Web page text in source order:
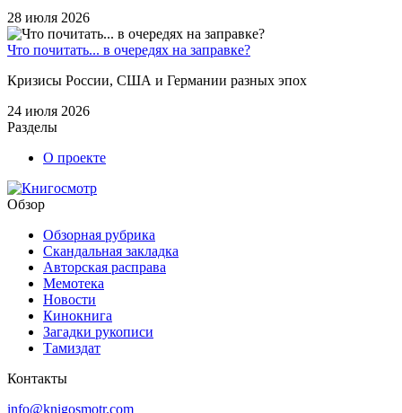
28 июля 2026
Что почитать... в очередях на заправке?
Кризисы России, США и Германии разных эпох
24 июля 2026
Разделы
О проекте
Обзор
Обзорная рубрика
Скандальная закладка
Авторская расправа
Мемотека
Новости
Кинокнига
Загадки рукописи
Тамиздат
Контакты
info@knigosmotr.com